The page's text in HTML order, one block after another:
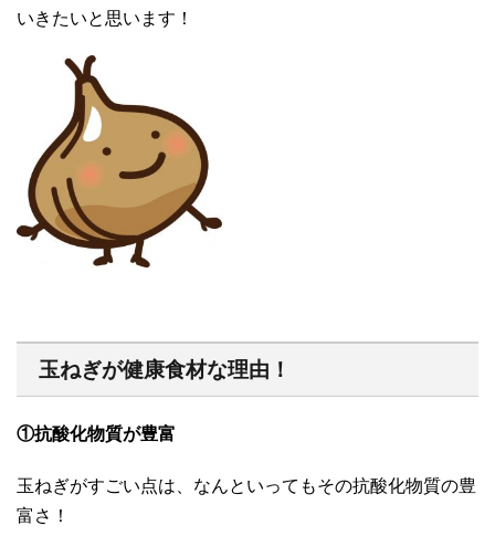
いきたいと思います！
玉ねぎが健康食材な理由！
①抗酸化物質が豊富
玉ねぎがすごい点は、なんといってもその抗酸化物質の豊
富さ！